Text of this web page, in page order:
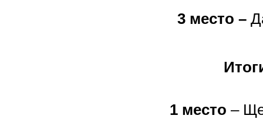
3 место –
1 место –